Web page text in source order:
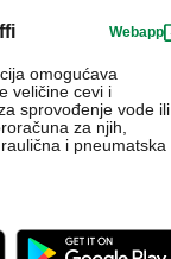
Webapp
omogućava
veličine cevi i
sprovođenje vode ili
za njih,
i pneumatska